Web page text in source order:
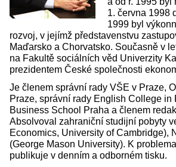
1. června 1998
1999 byl
rozvoj, v jejímž představenstvu
Maďarsko a Chorvatsko. Současně v
na Fakultě sociálních věd Univerzity
prezidentem České společnosti
Je členem správní rady VŠE v Praze,
Praze, správní rady English College
Business School Praha a členem
Absolvoval zahraniční studijní pobyty
Economics, University of Cambridge),
(George Mason University). K
publikuje v denním a odborném tisku.